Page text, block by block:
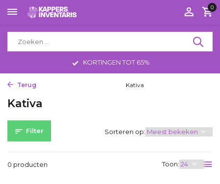
0
KORTINGEN TOT 65%
Terug Kativa
Kativa
Filter
0 producten Toon:
Sorteren op: